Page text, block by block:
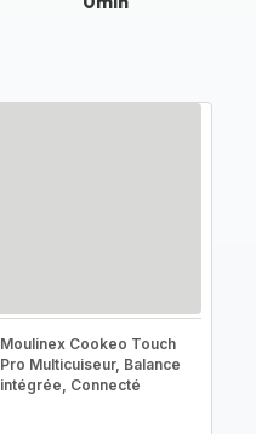
Moulinex Cookeo Touch
Pro Multicuiseur, Balance
intégrée, Connecté